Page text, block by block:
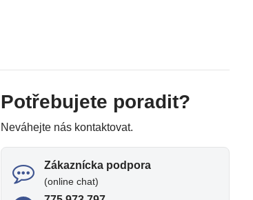
Potřebujete poradit?
Neváhejte nás kontaktovat.
Zákaznícka podpora
(online chat)